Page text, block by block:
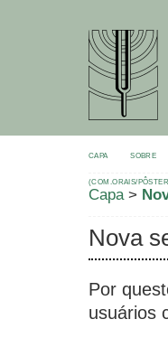
CAPA SOBRE
(COM.ORAIS/
Capa>
Nova
Por
usuários